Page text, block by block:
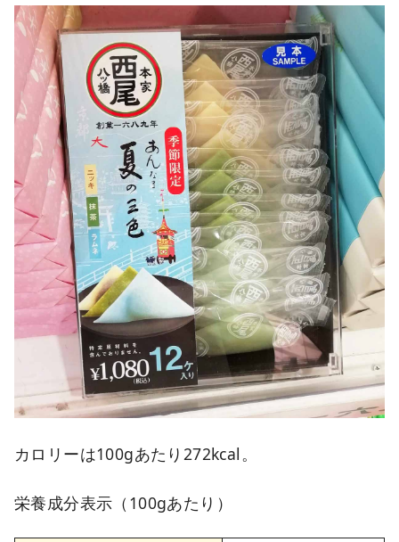
カロリーは100gあたり272kcal。
栄養成分表示（100gあたり）